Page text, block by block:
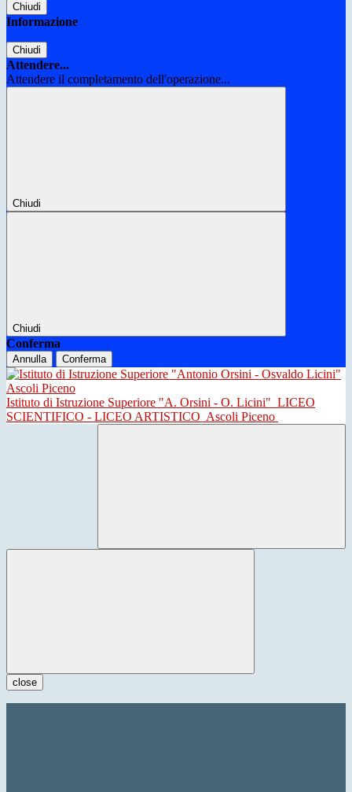
Chiudi
Informazione
Chiudi
Attendere...
Attendere il completamento dell'operazione...
Chiudi
Chiudi
Conferma
Annulla Conferma
Istituto di Istruzione Superiore "A. Orsini - O. Licini" LICEO
SCIENTIFICO - LICEO ARTISTICO Ascoli Piceno
close